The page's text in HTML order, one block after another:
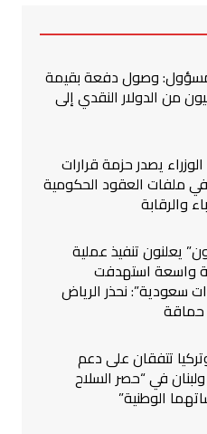
وصول دفعة بقيمة
من الدولار النقدي إلى
يصدر حزمة قرارات
ملفات العقود الحكومية
والرقابة
يعلنون تنفيذ عملية
واسعة استهدفت
سعودية”: نحذر الرياض
تتفقان على دعم
في “حصر السلاح
الوطنية”